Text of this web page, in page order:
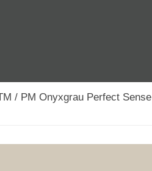
/ PM Onyxgrau Perfect Sense